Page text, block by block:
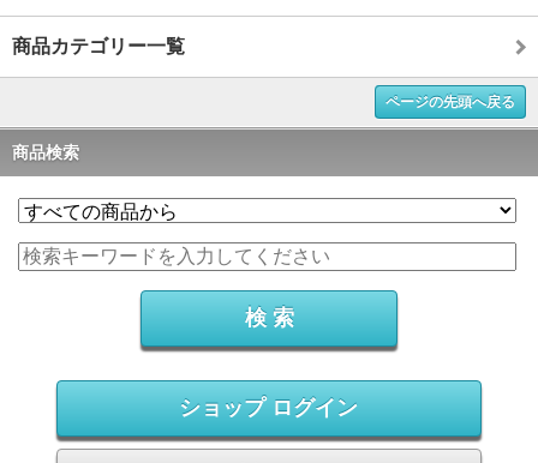
商品カテゴリー一覧
ページの先頭へ戻る
商品検索
ショップ ログイン